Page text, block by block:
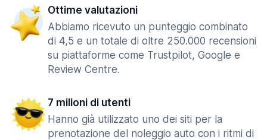
Ottime valutazioni
Abbiamo ricevuto un punteggio combinato
di 4,5 e un totale di oltre 250.000 recensioni
su piattaforme come Trustpilot, Google e
Review Centre.
7 milioni di utenti
Hanno già utilizzato uno dei siti per la
prenotazione del noleggio auto con i ritmi di